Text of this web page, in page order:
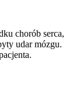
chorób serca,
udar mózgu.